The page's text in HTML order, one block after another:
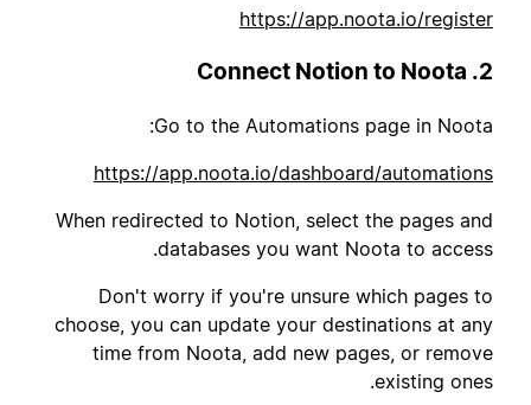
https://app.noota.io/register
2. Connect Notion to Noota
Go to the Automations page in Noota:
https://app.noota.io/dashboard/automations
When redirected to Notion, select the pages and
databases you want Noota to access.
Don't worry if you're unsure which pages to
choose, you can update your destinations at any
time from Noota, add new pages, or remove
existing ones.